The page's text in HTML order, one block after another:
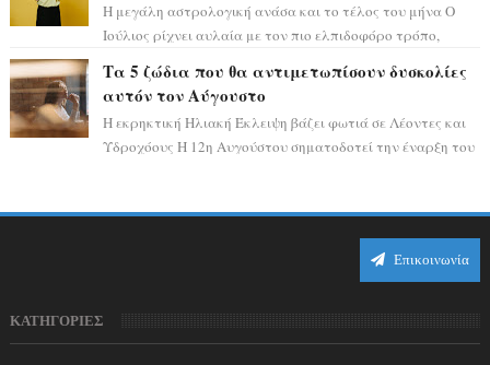
Η μεγάλη αστρολογική ανάσα και το τέλος του μήνα Ο
Ιούλιος ρίχνει αυλαία με τον πιο ελπιδοφόρο τρόπο,
Τα 5 ζώδια που θα αντιμετωπίσουν δυσκολίες
αυτόν τον Αύγουστο
Η εκρηκτική Ηλιακή Έκλειψη βάζει φωτιά σε Λέοντες και
Υδροχόους Η 12η Αυγούστου σηματοδοτεί την έναρξη του
Επικοινωνία
ΚΑΤΗΓΟΡΙΕΣ